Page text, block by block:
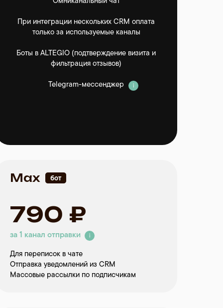
Max
790 ₽
за 1 канал отправки
Для переписок в чате
Отправка уведомлений из CRM
Массовые рассылки по подписчикам
бот
При интеграции нескольких CRM оплата
только за используемые каналы
Боты вALTEGIO (подтверждение визита и
фильтрация отзывов)
Telegram-мессенджер